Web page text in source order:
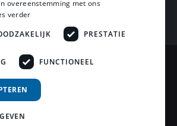
Meubelen & Horsten Slaapcomfort
Voorwaarden
Review Policy
overeenstemming met ons
verder
PRESTATIE
FUNCTIONEEL